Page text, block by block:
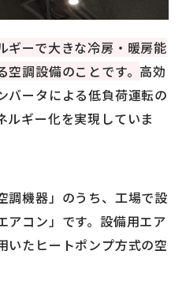
ギーで大きな冷房・暖房能
空調設備のことです。高効
バータによる低負荷運転の
ルギー化を実現していま
調機器」のうち、工場で設
アコン」です。設備用エア
いたヒートポンプ方式の空